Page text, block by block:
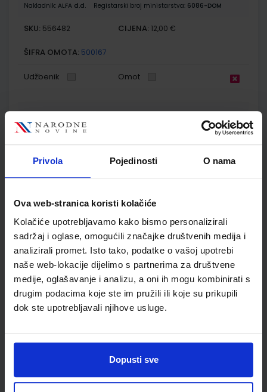
Privola Pojedinosti O nama
Ova web-stranica koristi kolačiće
Kolačiće upotrebljavamo kako bismo personalizirali
sadržaj i oglase, omogućili značajke društvenih medija i
analizirali promet. Isto tako, podatke o vašoj upotrebi
naše web-lokacije dijelimo s partnerima za društvene
medije, oglašavanje i analizu, a oni ih mogu kombinirati s
drugim podacima koje ste im pružili ili koje su prikupili
dok ste upotrebljavali njihove usluge.
Dopusti sve
Nakladnik: ALFA d.d. Registarski broj ministarstva: 6086-DOM
SKU: 556482 CIJENA: 12,00 €
ŠIFRA OMOTA: 500167
Udžbenik Omot
MOJA ZEMLJA 3; udžbenik iz geografije za sedmi razred
osnovne škole
Autor(i):Kožul Krpes Samardžić Vukelić
Nakladnik:
Registarski broj ministarstva:
SKU:569101
ŠIFRA OMOTA: 500167
Udžbenik Omot
MOJA ZEMLJA 3; radna bilježnica iz geografije za sedmi
razred osnovne škole
Autor(i):Kožul Krpes Samardžić Vukelić
Nakladnik:ALFA d.d. Registarski broj ministarstva:
SKU: CIJENA:
Udžbenik Omot